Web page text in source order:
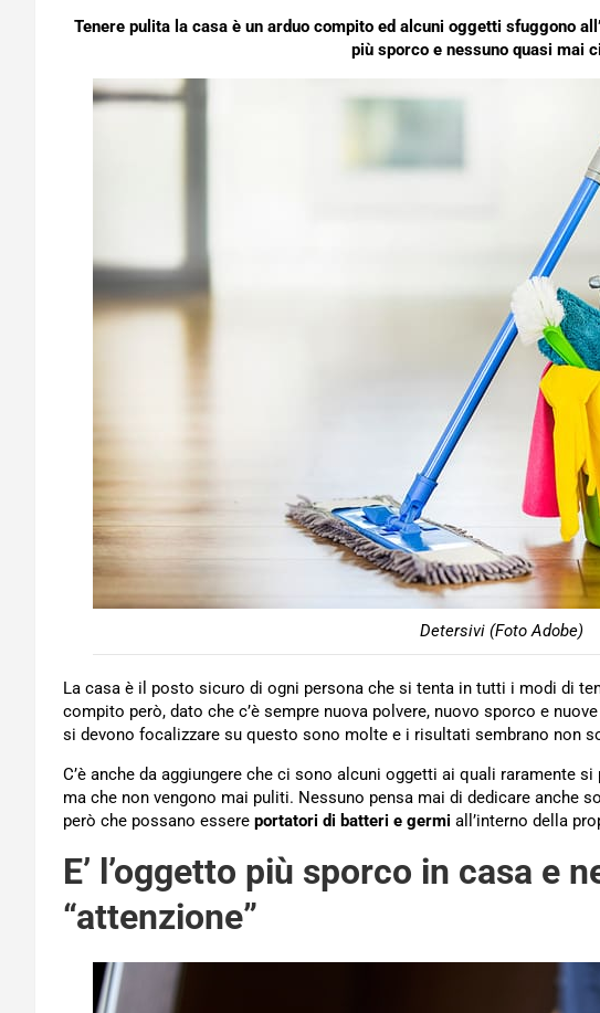
Tenere pulita la casa è un arduo compito ed alcuni oggetti sfuggono
più sporco e nessuno quasi mai
Detersivi (Foto Adobe)
La casa è il posto sicuro di ogni persona che si tenta in tutti i modi di
compito però, dato che c’è sempre nuova polvere, nuovo sporco e
si devono focalizzare su questo sono molte e i risultati sembrano non
C’è anche da aggiungere che ci sono alcuni oggetti ai quali raramente
ma che non vengono mai puliti. Nessuno pensa mai di dedicare anche
però che possano essere portatori di batteri e germi all’interno della
E’ l’oggetto più sporco in casa e
“attenzione”